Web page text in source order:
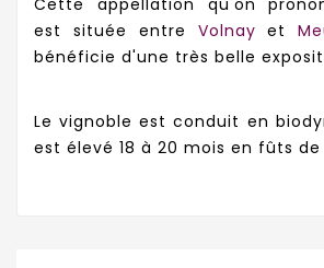
Cette appellation qu'on
est située entre Volnay et
bénéficie d'une très belle
Le vignoble est conduit en
est élevé 18 à 20 mois en fûts